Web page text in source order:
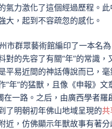
氣力激化了這個經過歷程。
大，起到不容疏忽的感化。
市群眾藝術館編印了一本名
對的先容了有關“年”的常識
平易近間的神話傳說而已，
“年”的猛獸，且像《申報》
在一路。之后，由廣西學者
了明朝初年佛山地域呈現的共
近，仿佛顯示年獸故事有著